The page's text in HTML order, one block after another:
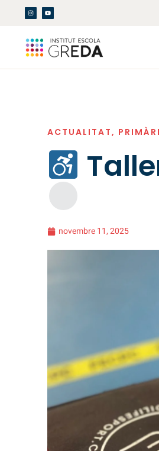
ACTUALITAT,
novembre 11, 2025